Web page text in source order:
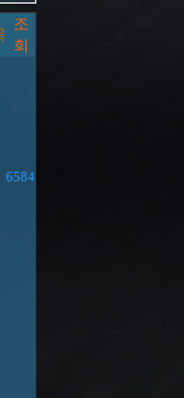
조
회
6584